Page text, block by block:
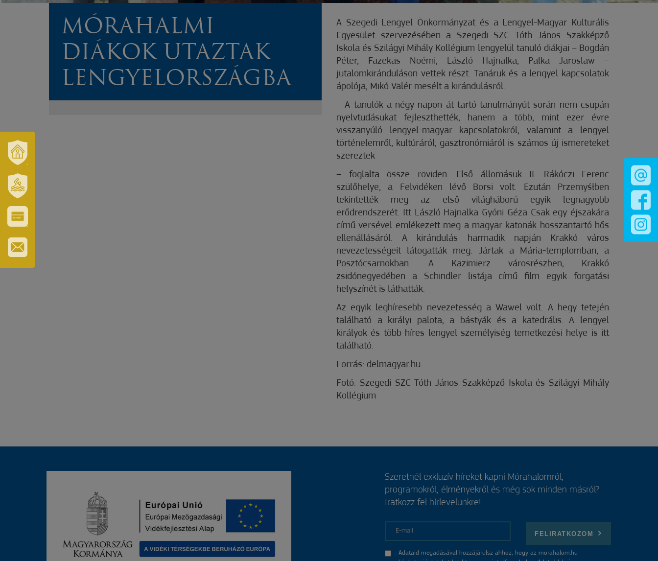
ÉS
TÉRSÉGÜNK
ERZSÉBET
GYÓGYFÜRDŐ
ÉS
TURISZTIKAI
KÁRTYA
MÓRAHALMI
DIÁKOK UTAZTAK
LENGYELORSZÁGBA
A Szegedi Lengyel Önkormányzat és a Lengyel-Magyar Kulturális
Egyesület szervezésében a Szegedi SZC Tóth János Szakképző
Iskola és Szilágyi Mihály Kollégium lengyelül tanuló diákjai – Bogdán
Péter, Fazekas Noémi, László Hajnalka, Palka Jaroslaw –
jutalomkiránduláson vettek részt. Tanáruk és a lengyel kapcsolatok
ápolója, Mikó Valér mesélt a kirándulásról.
– A tanulók a négy napon át tartó tanulmányút során nem csupán
nyelvtudásukat fejleszthették, hanem a több, mint ezer évre
visszanyúló lengyel-magyar kapcsolatokról, valamint a lengyel
történelemről, kultúráról, gasztronómiáról is számos új ismereteket
szereztek
– foglalta össze röviden. Első állomásuk II. Rákóczi Ferenc
szülőhelye, a Felvidéken lévő Borsi volt. Ezután Przemyśłben
tekintették meg az első világháború egyik legnagyobb
erődrendszerét. Itt László Hajnalka Gyóni Géza Csak egy éjszakára
című versével emlékezett meg a magyar katonák hosszantartó hős
ellenállásáról. A kirándulás harmadik napján Krakkó város
nevezetességeit látogatták meg. Jártak a Mária-templomban, a
Posztócsarnokban. A Kazimierz városrészben, Krakkó
zsidónegyedében a Schindler listája című film egyik forgatási
helyszínét is láthatták.
Az egyik leghíresebb nevezetesség a Wawel volt. A hegy tetején
található a királyi palota, a bástyák és a katedrális. A lengyel
királyok és több híres lengyel személyiség temetkezési helye is itt
található.
Forrás: delmagyar.hu
Fotó: Szegedi SZC Tóth János Szakképző Iskola és Szilágyi Mihály
Kollégium
Szeretnél exkluzív híreket kapni Mórahalomról,
programokról, élményekről és még sok minden másról?
Iratkozz fel hírlevelünkre!
FELIRATKOZOM
Adataid megadásával hozzájárulsz ahhoz, hogy az morahalom.hu